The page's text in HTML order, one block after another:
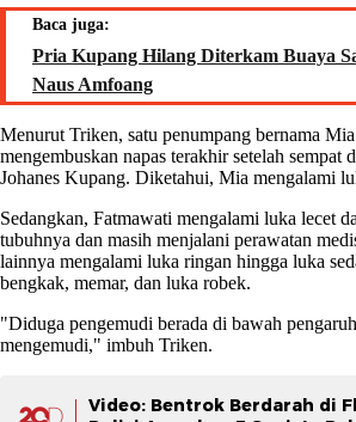
Baca juga:
Pria Kupang Hilang Diterkam Buaya
Naus Amfoang
Menurut Triken, satu penumpang bernama
mengembuskan napas terakhir setelah
Johanes Kupang. Diketahui, Mia mengalami
Sedangkan, Fatmawati mengalami luka lecet
tubuhnya dan masih menjalani perawatan
lainnya mengalami luka ringan hingga luka
bengkak, memar, dan luka robek.
"Diduga pengemudi berada di bawah
mengemudi," imbuh Triken.
Video: Bentrok Berdarah di